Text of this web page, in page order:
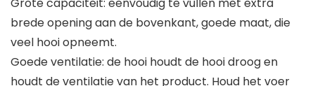
Grote capaciteit: eenvoudig te vullen met extra
brede opening aan de bovenkant, goede maat, die
veel hooi opneemt.
Goede ventilatie: de hooi houdt de hooi droog en
houdt de ventilatie van het product. Houd het voer